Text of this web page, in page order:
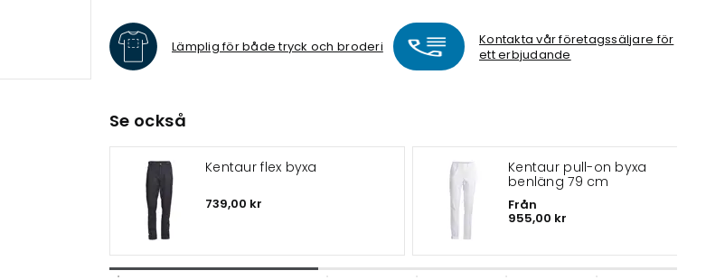
Lämplig för både tryck och broderi
Kontakta vår företagssäljare för
ett erbjudande
Se också
Kentaur flex byxa
739,00 kr
Kentaur pull-on byxa
benläng 79 cm
Från
955,00 kr